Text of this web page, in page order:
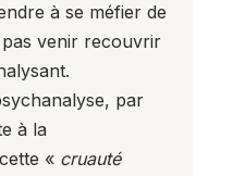
à se méfier de
venir recouvrir
par
à la
« cruauté